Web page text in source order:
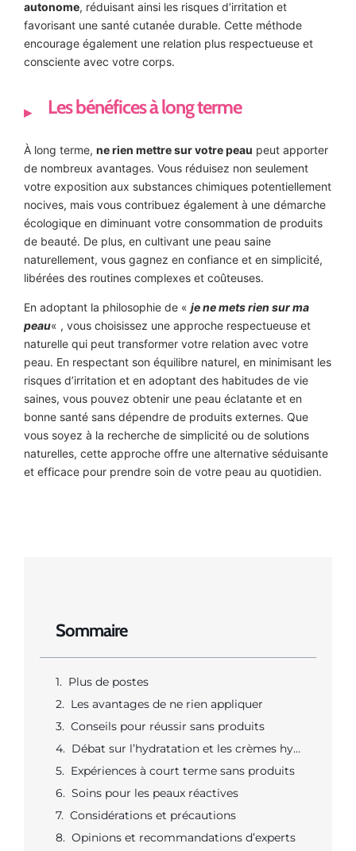
Sommaire
Plus de postes
Les avantages de ne rien appliquer
Conseils pour réussir sans produits
Débat sur l’hydratation et les crèmes hydratantes
Expériences à court terme sans produits
Soins pour les peaux réactives
Considérations et précautions
Opinions et recommandations d’experts
autonome, réduisant ainsi les risques d’irritation et
favorisant une santé cutanée durable. Cette méthode
encourage également une relation plus respectueuse et
consciente avec votre corps.
Les bénéfices à long terme
À long terme, ne rien mettre sur votre peau peut apporter
de nombreux avantages. Vous réduisez non seulement
votre exposition aux substances chimiques potentiellement
nocives, mais vous contribuez également à une démarche
écologique en diminuant votre consommation de produits
de beauté. De plus, en cultivant une peau saine
naturellement, vous gagnez en confiance et en simplicité,
libérées des routines complexes et coûteuses.
En adoptant la philosophie de « je ne mets rien sur ma
peau« , vous choisissez une approche respectueuse et
naturelle qui peut transformer votre relation avec votre
peau. En respectant son équilibre naturel, en minimisant les
risques d’irritation et en adoptant des habitudes de vie
saines, vous pouvez obtenir une peau éclatante et en
bonne santé sans dépendre de produits externes. Que
vous soyez à la recherche de simplicité ou de solutions
naturelles, cette approche offre une alternative séduisante
et efficace pour prendre soin de votre peau au quotidien.